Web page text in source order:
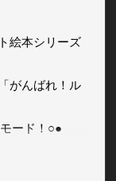
シリーズ
がんばれ！ル
ード！○●